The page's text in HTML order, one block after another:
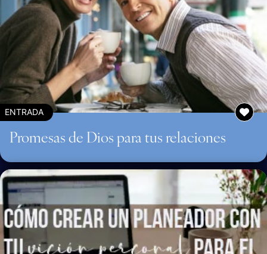
ENTRADA
Promesas de Dios para tus relaciones